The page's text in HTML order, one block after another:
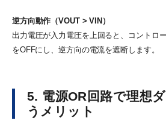
逆方向動作（VOUT > VIN）
出力電圧が入力電圧を上回ると、コントロ
をOFFにし、逆方向の電流を遮断します。
5. 電源OR回路で理想
うメリット